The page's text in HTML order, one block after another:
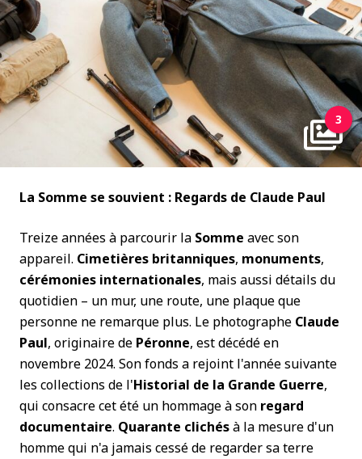
3
La Somme se souvient : Regards de Claude Paul
Treize années à parcourir la Somme avec son
appareil. Cimetières britanniques, monuments,
cérémonies internationales, mais aussi détails du
quotidien – un mur, une route, une plaque que
personne ne remarque plus. Le photographe Claude
Paul, originaire de Péronne, est décédé en
novembre 2024. Son fonds a rejoint l'année suivante
les collections de l'Historial de la Grande Guerre,
qui consacre cet été un hommage à son regard
documentaire. Quarante clichésà la mesure d'un
homme qui n'a jamais cessé de regarder sa terre